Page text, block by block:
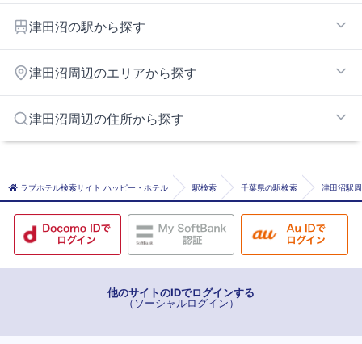
津田沼の駅から探す
新津田沼
津田沼
津田沼周辺のエリアから探す
船橋駅周辺エリア
津田沼周辺の住所から探す
船橋市
八千代市
ラブホテル検索サイト ハッピー・ホテル 駅検索 千葉県の駅検索 津田沼駅
他のサイトのIDでログインする
（ソーシャルログイン）